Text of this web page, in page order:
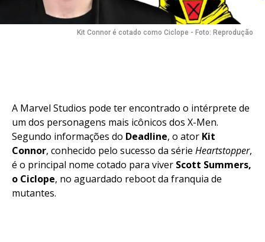
Kit Connor é cotado como Ciclope - Foto: Reprodução
A Marvel Studios pode ter encontrado o intérprete de
um dos personagens mais icônicos dos X-Men.
Segundo informações do Deadline, o ator Kit
Connor, conhecido pelo sucesso da série Heartstopper,
é o principal nome cotado para viver Scott Summers,
o Ciclope, no aguardado reboot da franquia de
mutantes.
Flipboard